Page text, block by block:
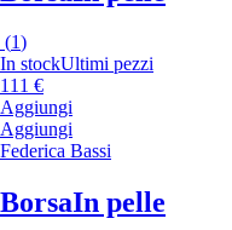
(1)
In stockUltimi pezzi
111 €
Aggiungi
Aggiungi
Federica Bassi
BorsaIn pelle